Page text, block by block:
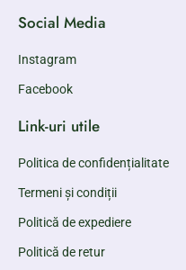
Social Media
Instagram
Facebook
Link-uri utile
Politica de confidențialitate
Termeni și condiții
Politică de expediere
Politică de retur